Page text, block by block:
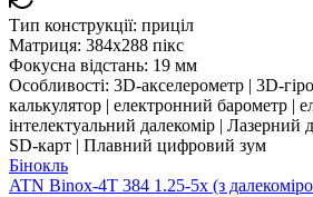
Тип конструкції: приціл
Матриця: 384x288 пікс
Фокусна відстань: 19 мм
Особливості: 3D-акселерометр | 3D-
калькулятор | електронний барометр |
інтелектуальний далекомір | Лазерний
SD-карт | Плавний цифровий зум
Бінокль
ATN Binox-4T 384 1.25-5x (з